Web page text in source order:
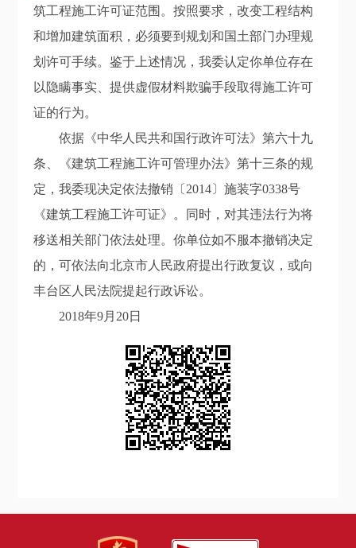
筑工程施工许可证范围。按照要求，改变工程结构
和增加建筑面积，必须要到规划和国土部门办理规
划许可手续。鉴于上述情况，我委认定你单位存在
以隐瞒事实、提供虚假材料欺骗手段取得施工许可
证的行为。
依据《中华人民共和国行政许可法》第六十九
条、《建筑工程施工许可管理办法》第十三条的规
定，我委现决定依法撤销〔2014〕施装字0338号
《建筑工程施工许可证》。同时，对其违法行为将
移送相关部门依法处理。你单位如不服本撤销决定
的，可依法向北京市人民政府提出行政复议，或向
丰台区人民法院提起行政诉讼。
2018年9月20日